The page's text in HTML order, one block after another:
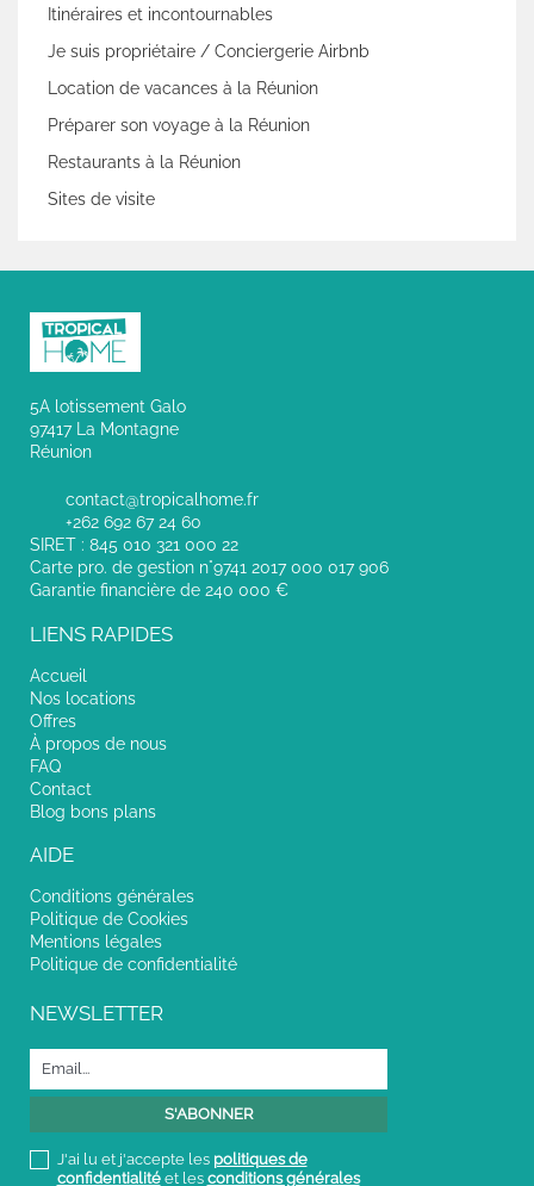
Itinéraires et incontournables
Je suis propriétaire / Conciergerie Airbnb
Location de vacances à la Réunion
Préparer son voyage à la Réunion
Restaurants à la Réunion
Sites de visite
5A lotissement Galo
97417 La Montagne
Réunion
contact@tropicalhome.fr
+262 692 67 24 60
SIRET : 845 010 321 000 22
Carte pro. de gestion n°9741 2017 000 017 906
Garantie financière de 240 000 €
LIENS RAPIDES
Accueil
Nos locations
Offres
À propos de nous
FAQ
Contact
Blog bons plans
AIDE
Conditions générales
Politique de Cookies
Mentions légales
Politique de confidentialité
NEWSLETTER
J'ai lu et j'accepte les politiques de
confidentialitéet les conditions générales